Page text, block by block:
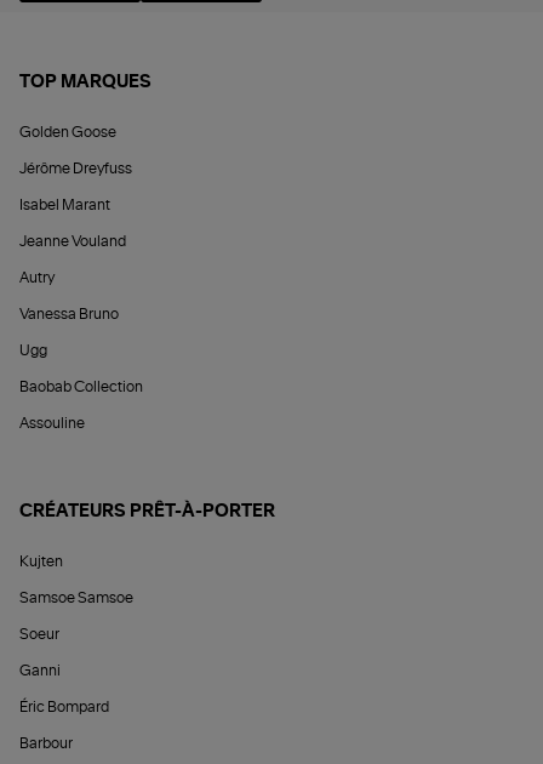
TOP MARQUES
Golden Goose
Jérôme Dreyfuss
Isabel Marant
Jeanne Vouland
Autry
Vanessa Bruno
Ugg
Baobab Collection
Assouline
CRÉATEURS PRÊT-À-PORTER
Kujten
Samsoe Samsoe
Soeur
Ganni
Éric Bompard
Barbour